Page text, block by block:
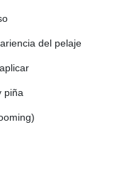
del pelaje
piña